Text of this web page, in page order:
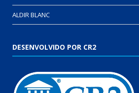
ALDIR BLANC
DESENVOLVIDO POR CR2